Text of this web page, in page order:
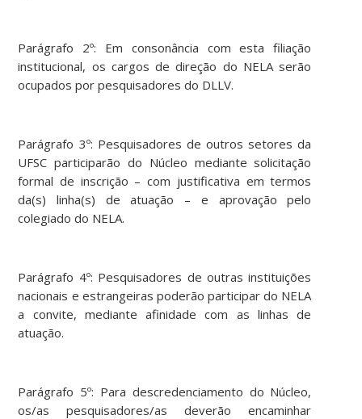
Parágrafo 2º: Em consonância com esta filiação
institucional, os cargos de direção do NELA serão
ocupados por pesquisadores do DLLV.
Parágrafo 3º: Pesquisadores de outros setores da
UFSC participarão do Núcleo mediante solicitação
formal de inscrição – com justificativa em termos
da(s) linha(s) de atuação – e aprovação pelo
colegiado do NELA.
Parágrafo 4º: Pesquisadores de outras instituições
nacionais e estrangeiras poderão participar do NELA
a convite, mediante afinidade com as linhas de
atuação.
Parágrafo 5º: Para descredenciamento do Núcleo,
os/as pesquisadores/as deverão encaminhar